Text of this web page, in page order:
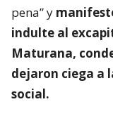
pena” y
indulte al
Maturana,
dejaron ciega a
social.